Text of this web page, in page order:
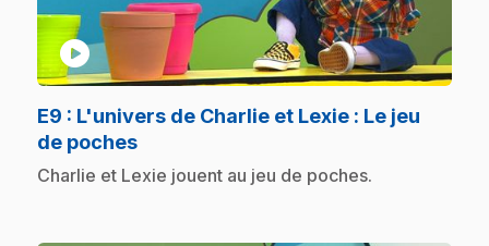
play_circle
E9 : L'univers de Charlie et Lexie : Le jeu
de poches.
.Charlie et Lexie jouent au jeu de poches.